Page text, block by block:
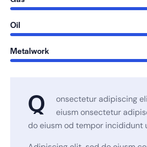
Oil
Metalwork
Q
onsectetur adipiscing
eiusm onsectetur
do eiusm od tempor incididunt